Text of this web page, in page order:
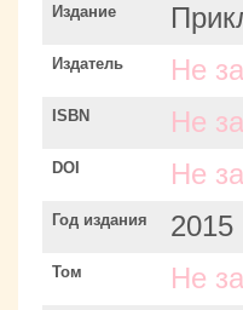
Издание
Издатель Не
ISBN Не
DOI Не
Год издания 2015
Том Не